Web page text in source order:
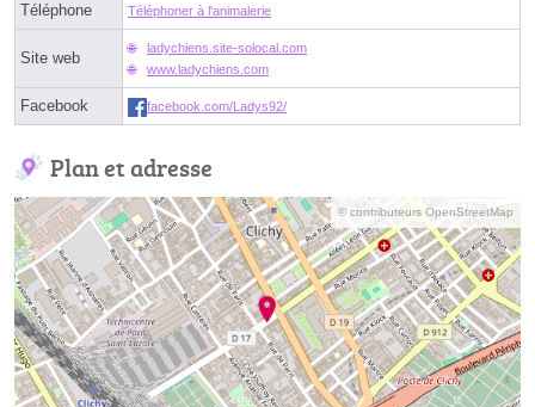
Téléphone Téléphoner à l'animalerie
Site web
ladychiens.site-solocal.com
www.ladychiens.com
Facebook facebook.com/Ladys92/
Plan et adresse
© contributeurs OpenStreetMap